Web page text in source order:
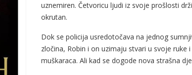
uznemiren. Četvoricu ljudi iz svoje prošlosti
okrutan.
Dok se policija usredotočava na jednog
zločina, Robin i on uzimaju stvari u svoje
muškaraca. Ali kad se dogode nova strašna